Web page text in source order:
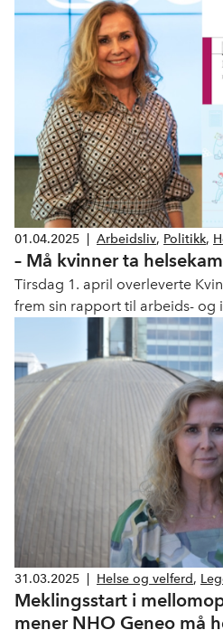
redusere behovet for
01.04.2025 Arbeidsliv, Politikk,
– Må kvinner ta
Tirsdag 1. april overleverte
frem sin rapport til arbeids- og
Tonje Brenna (Ap). NHO
man setter fokus på
handling.
31.03.2025 Helse og velferd,
Barnehager
Meklingsstart i
mener NHO Geneo må